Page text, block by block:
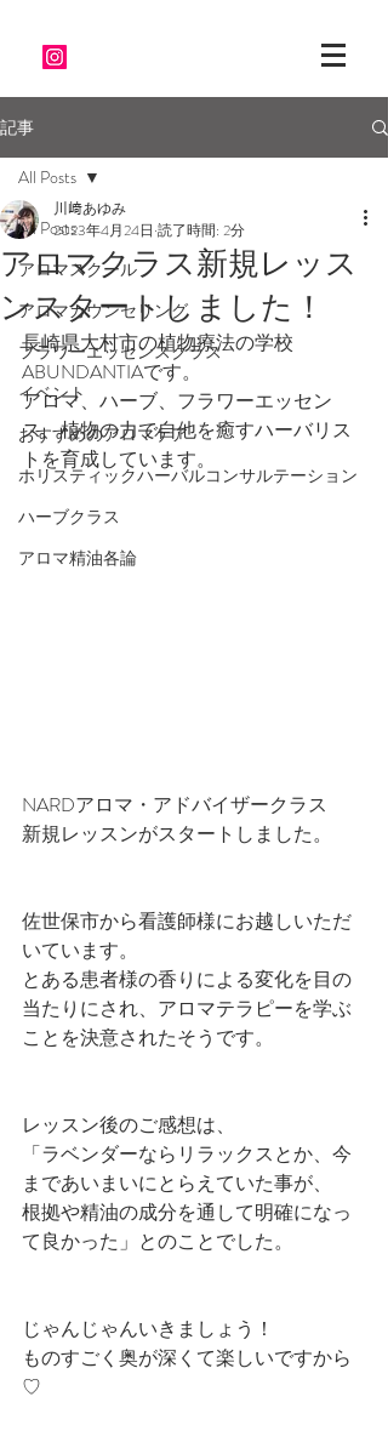
記事
All Posts
アロマスクール
アロマカウンセリング
フラワーエッセンスクラス
イベント
おすすめのアロマケア
ホリスティックハーバルコンサルテーション
ハーブクラス
アロマ精油各論
All Posts
アロマクラス新規レッス
ンスタートしました！
川﨑あゆみ
2023年4月24日 読了時間: 2分
長崎県大村市の植物療法の学校
ABUNDANTIAです。
アロマ、ハーブ、フラワーエッセン
ス、植物の力で自他を癒すハーバリス
トを育成しています。
NARDアロマ・アドバイザークラス
新規レッスンがスタートしました。
佐世保市から看護師様にお越しいただ
いています。
とある患者様の香りによる変化を目の
当たりにされ、アロマテラピーを学ぶ
ことを決意されたそうです。
レッスン後のご感想は、
「ラベンダーならリラックスとか、今
まであいまいにとらえていた事が、
根拠や精油の成分を通して明確になっ
て良かった」とのことでした。
じゃんじゃんいきましょう！
ものすごく奥が深くて楽しいですから
♡